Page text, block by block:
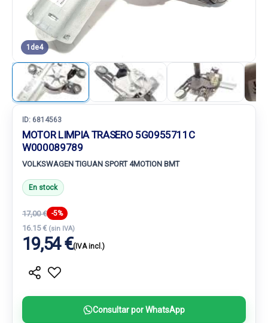
1 de4
ID: 6814563
MOTOR LIMPIA TRASERO 5G0955711C
W000089789
VOLKSWAGEN TIGUAN SPORT 4MOTION BMT
En stock
17,00 € -5%
16.15 € (sin IVA)
19,54 €(IVA incl.)
Consultar por WhatsApp